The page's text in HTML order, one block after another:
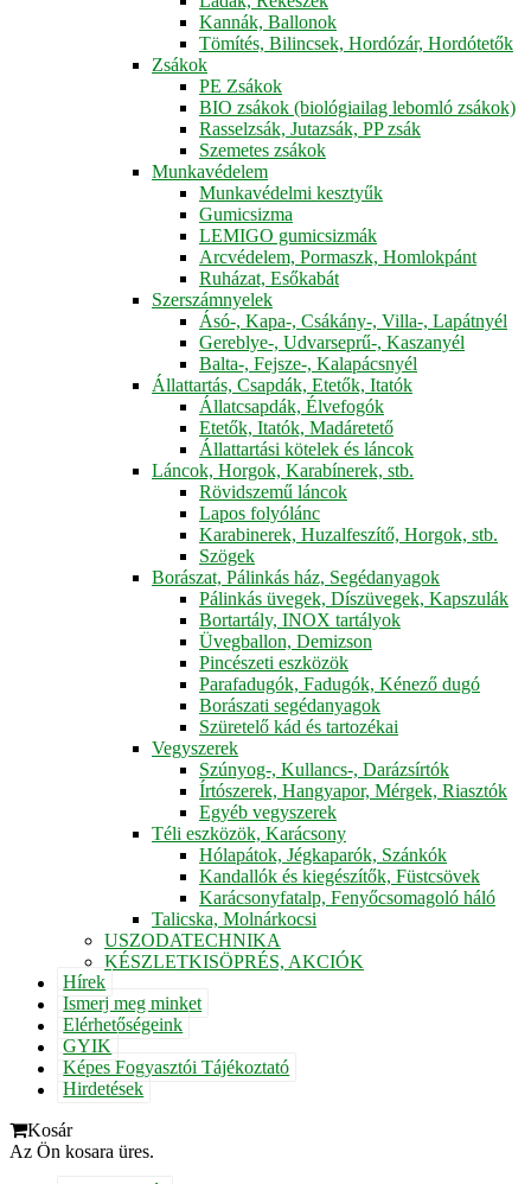
Kannák, Ballonok
Tömítés, Bilincsek, Hordózár, Hordótetők
Zsákok
PE Zsákok
BIO zsákok (biológiailag lebomló zsákok)
Rasselzsák, Jutazsák, PP zsák
Szemetes zsákok
Munkavédelem
Munkavédelmi kesztyűk
Gumicsizma
LEMIGO gumicsizmák
Arcvédelem, Pormaszk, Homlokpánt
Ruházat, Esőkabát
Szerszámnyelek
Ásó-, Kapa-, Csákány-, Villa-, Lapátnyél
Gereblye-, Udvarseprű-, Kaszanyél
Balta-, Fejsze-, Kalapácsnyél
Állattartás, Csapdák, Etetők, Itatók
Állatcsapdák, Élvefogók
Etetők, Itatók, Madáretető
Állattartási kötelek és láncok
Láncok, Horgok, Karabínerek, stb.
Rövidszemű láncok
Lapos folyólánc
Karabinerek, Huzalfeszítő, Horgok, stb.
Szögek
Borászat, Pálinkás ház, Segédanyagok
Pálinkás üvegek, Díszüvegek, Kapszulák
Bortartály, INOX tartályok
Üvegballon, Demizson
Pincészeti eszközök
Parafadugók, Fadugók, Kénező dugó
Borászati segédanyagok
Szüretelő kád és tartozékai
Vegyszerek
Szúnyog-, Kullancs-, Darázsírtók
Írtószerek, Hangyapor, Mérgek, Riasztók
Egyéb vegyszerek
Téli eszközök, Karácsony
Hólapátok, Jégkaparók, Szánkók
Kandallók és kiegészítők, Füstcsövek
Karácsonyfatalp, Fenyőcsomagoló háló
Talicska, Molnárkocsi
USZODATECHNIKA
KÉSZLETKISÖPRÉS, AKCIÓK
Hírek
Ismerj meg minket
Elérhetőségeink
GYIK
Képes Fogyasztói Tájékoztató
Hirdetések
Kosár
Az Ön kosara üres.